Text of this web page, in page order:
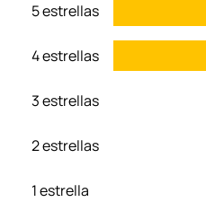
5 estrellas
4 estrellas
3 estrellas
2 estrellas
1 estrella